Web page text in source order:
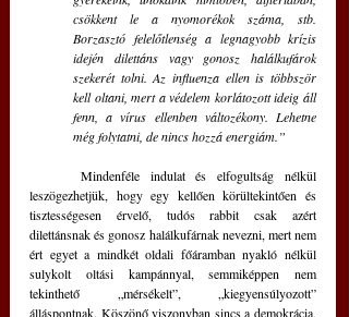
csökkent le a nyomorékok száma, stb.
Borzasztó felelőtlenség a legnagyobb krízis
idején dilettáns vagy gonosz halálkufárok
szekerét tolni. Az influenza ellen is többször
kell oltani, mert a védelem korlátozott ideig áll
fenn, a vírus ellenben változékony. Lehetne
még folytatni, de nincs hozzá energiám.”
leszögezhetjük, hogy egy kellően körültekintően és
tisztességesen érvelő, tudós rabbit csak azért
dilettánsnak és gonosz halálkufárnak nevezni, mert nem
ért egyet a mindkét oldali főáramban nyakló nélkül
sulykolt oltási kampánnyal, semmiképpen nem
tekinthető „mérsékelt”, „kiegyensúlyozott”
álláspontnak. Köszönő viszonyban sincs a demokrácia,